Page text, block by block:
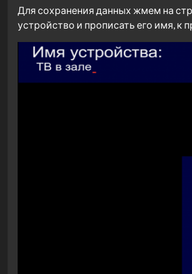
Для сохранения данных жмем на
устройство и прописать его имя, к